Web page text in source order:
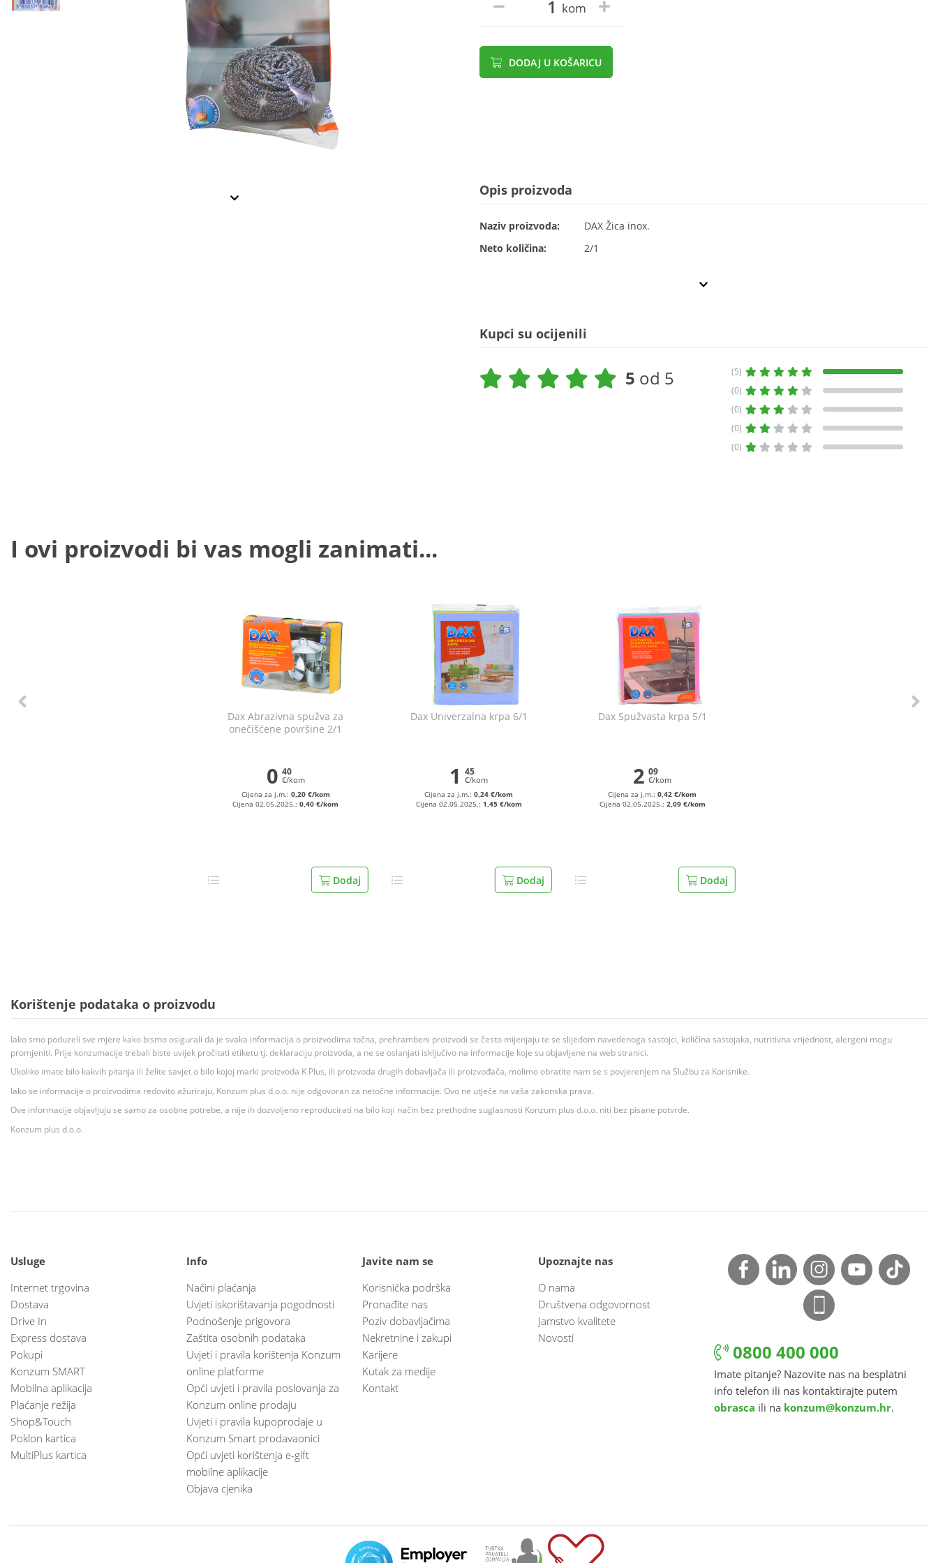
kom
DODAJ U KOŠARICU
Opis proizvoda
Naziv proizvoda:
DAX Žica inox.
Neto količina:
2/1
Kupci su ocijenili
5 od 5
(5)
(0)
(0)
(0)
(0)
I ovi proizvodi bi vas mogli zanimati...
Dax Abrazivna spužva za
onečišćene površine 2/1
0 40
€/kom
Cijena za j.m.: 0,20 €/kom
Cijena 02.05.2025.:0,40 €/kom
Dodaj
Dax Univerzalna krpa 6/1
1 45
€/kom
Cijena za j.m.:0,24 €/kom
Cijena 02.05.2025.: 1,45 €/kom
Dodaj
Dax Spužvasta krpa 5/1
2 09
€/kom
Cijena za j.m.:0,42 €/kom
Cijena 02.05.2025.: 2,09 €/kom
Dodaj
Korištenje podataka o proizvodu
Iako smo poduzeli sve mjere kako bismo osigurali da je svaka informacija o proizvodima točna, prehrambeni proizvodi se često mijenjaju te se slijedom navedenoga sastojci, količina sastojaka, nutritivna vrijednost, alergeni mogu
promjeniti. Prije konzumacije trebali biste uvijek pročitati etiketu tj. deklaraciju proizvoda, a ne se oslanjati isključivo na informacije koje su objavljene na web stranici.
Ukoliko imate bilo kakvih pitanja ili želite savjet o bilo kojoj marki proizvoda K Plus, ili proizvoda drugih dobavljača ili proizvođača, molimo obratite nam se s povjerenjem na Službu za Korisnike.
Iako se informacije o proizvodima redovito ažuriraju, Konzum plus d.o.o. nije odgovoran za netočne informacije. Ovo ne utječe na vaša zakonska prava.
Ove informacije objavljuju se samo za osobne potrebe, a nije ih dozvoljeno reproducirati na bilo koji način bez prethodne suglasnosti Konzum plus d.o.o. niti bez pisane potvrde.
Konzum plus d.o.o.
Usluge
Internet trgovina
Dostava
Drive In
Express dostava
Pokupi
Konzum SMART
Mobilna aplikacija
Plaćanje režija
Shop&Touch
Poklon kartica
MultiPlus kartica
Info
Načini plaćanja
Uvjeti iskorištavanja pogodnosti
Podnošenje prigovora
Zaštita osobnih podataka
Uvjeti i pravila korištenja Konzum
online platforme
Opći uvjeti i pravila poslovanja za
Konzum online prodaju
Uvjeti i pravila kupoprodaje u
Konzum Smart prodavaonici
Opći uvjeti korištenja e-gift
mobilne aplikacije
Objava cjenika
Javite nam se
Korisnička podrška
Pronađite nas
Poziv dobavljačima
Nekretnine i zakupi
Karijere
Kutak za medije
Kontakt
Upoznajte nas
O nama
Društvena odgovornost
Jamstvo kvalitete
Novosti
0800 400 000
Imate pitanje? Nazovite nas na besplatni
info telefon ili nas kontaktirajte putem
obrasca ili na konzum@konzum.hr.